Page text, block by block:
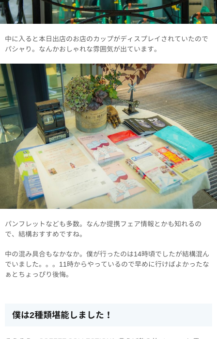
中に入ると本日出店のお店のカップがディスプレイされていたので
パシャり。なんかおしゃれな雰囲気が出ています。
パンフレットなども多数。なんか提携フェア情報とかも知れるの
で、結構おすすめですね。
中の混み具合もなかなか。僕が行ったのは14時頃でしたが結構混ん
でいました。。。11時からやっているので早めに行けばよかったな
ぁとちょっぴり後悔。
僕は2種類堪能しました！